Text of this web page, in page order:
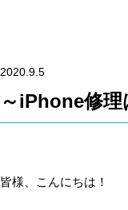
2020.9.5
～iPhone修
皆様、こんにちは！